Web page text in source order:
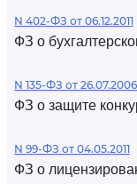
N 402-ФЗ от 06.12.2011
ФЗ о
N 135-ФЗ от 26.07.2006
ФЗ о защите
N 99-ФЗ от 04.05.2011
ФЗ о